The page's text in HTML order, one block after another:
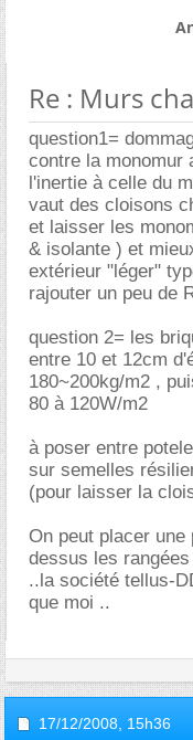
Re : Murs
question1=
contre la monomur
l'inertie à celle du
vaut des cloisons
et laisser les
& isolante ) et
extérieur "léger"
rajouter un peu de
question 2= les
entre 10 et 12cm
180~200kg/m2 ,
80 à 120W/m2
à poser entre
sur semelles
(pour laisser la
On peut placer
dessus les
..la société tellus-
que moi ..
17/12/2008, 15h36